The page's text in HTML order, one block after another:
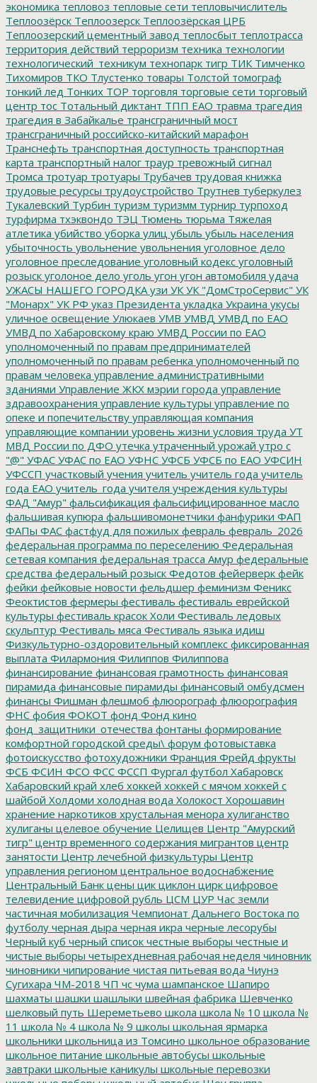
экономика тепловоз тепловые сети тепловычислитель
Теплоозёрск Теплоозерск Теплоозёрская ЦРБ
Теплоозерский цементный завод теплосбыт теплотрасса
территория действий терроризм техника технологии
технологический_техникум технопарк тигр ТИК Тимченко
Тихомиров ТКО Тлустенко товары Толстой томограф
тонкий лед Тонких ТОР торговля торговые сети торговый
центр тос Тотальный диктант ТПП ЕАО травма трагедия
трагедия в Забайкалье трансграничный мост
трансграничный российско-китайский марафон
Транснефть транспортная доступность транспортная
карта транспортный налог траур тревожный сигнал
Тромса тротуар тротуары Трубачев трудовая книжка
трудовые ресурсы трудоустройство Трутнев туберкулез
Тукалевский Турбин туризм туризмм турнир турпоход
турфирма тхэквондо ТЭЦ Тюмень тюрьма Тяжелая
атлетика убийство уборка улиц убыль убыль населения
убыточность увольнение увольнения уголовное дело
уголовное преследование уголовный кодекс уголовный
розыск уголоное дело уголь угон угон автомобиля удача
УЖАСЫ НАШЕГО ГОРОДКА узи УК УК "ДомСтроСервис" УК
"Монарх" УК РФ указ Президента укладка Украина укусы
уличное освещение Улюкаев УМВ УМВД УМВД по ЕАО
УМВД по Хабаровскому краю УМВД России по ЕАО
уполномоченный по правам предпринимателей
уполномоченный по правам ребенка уполномоченный по
правам человека управление административными
зданиями Управление ЖКХ мэрии города управление
здравоохранения управление культуры управление по
опеке и попечительству управляющая компания
управляющие компании уровень жизни условия труда УТ
МВД России по ДФО утечка утраченный урожай утро с
"@" УФАС УФАС по ЕАО УФНС УФСБ УФСБ по ЕАО УФСИН
УФССП участковый учения учитель учитель года учитель
года ЕАО учитель_года учителя учреждения культуры
ФАД "Амур" фальсификация фальсифицированное масло
фальшивая купюра фальшивомонетчики фанфурики ФАП
ФАПы ФАС фастфуд для пожилых февраль февраль_2026
федеральная программа по переселению Федеральная
сетевая компания федеральная трасса Амур федеральные
средства федеральный розыск Федотов фейерверк фейк
фейки фейковые новости фельдшер феминизм Феникс
Феоктистов фермеры фестиваль фестиваль еврейской
культуры фестиваль красок Холи Фестиваль ледовых
скульптур Фестиваль мяса Фестиваль языка идиш
Физкультурно-оздоровительный комплекс фиксированная
выплата Филармония Филиппов Филиппова
финансирование финансовая грамотность финансовая
пирамида финансовые пирамиды финансовый омбудсмен
финансы Фишман флешмоб флюорограф флюорография
ФНС фобия ФОКОТ фонд Фонд кино
фонд_защитники_отечества фонтаны формирование
комфортной городской среды\ форум фотовыставка
фотоискусство фотохудожники Франция Фрейд фрукты
ФСБ ФСИН ФСО ФСС ФССП Фургал футбол Хабаровск
Хабаровский край хлеб хоккей хоккей с мячом хоккей с
шайбой Холдоми холодная вода Холокост Хорошавин
хранение наркотиков хрустальная менора хулиганство
хулиганы целевое обучение Целищев Центр "Амурский
тигр" центр временного содержания мигрантов центр
занятости Центр лечебной физкультуры Центр
управления регионом центральное водоснабжение
Центральный Банк цены цик циклон цирк цифровое
телевидение цифровой рубль ЦСМ ЦУР Час земли
частичная мобилизация Чемпионат Дальнего Востока по
футболу черная дыра черная икра черные лесорубы
Черный куб черный список честные выборы честные и
чистые выборы четырехдневная рабочая неделя чиновник
чиновники чипирование чистая питьевая вода Чиунэ
Сугихара ЧМ-2018 ЧП чс чума шампанское Шапиро
шахматы шашки шашлыки швейная фабрика Шевченко
шелковый путь Шереметьево школа школа № 10 школа №
11 школа № 4 школа № 9 школы школьная ярмарка
школьники школьница из Томсино школьное образование
школьное питание школьные автобусы школьные
завтраки школьные каникулы школьные перевозки